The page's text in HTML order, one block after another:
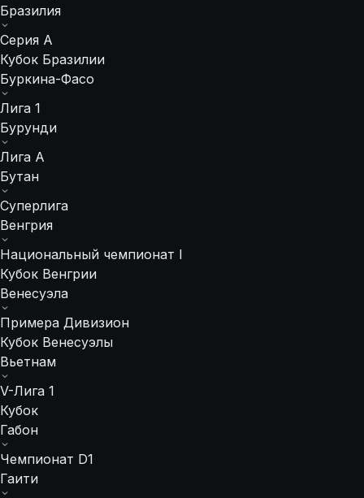
Бразилия
Серия А
Кубок Бразилии
Буркина-Фасо
Лига 1
Бурунди
Лига A
Бутан
Суперлига
Венгрия
Национальный чемпионат I
Кубок Венгрии
Венесуэла
Примера Дивизион
Кубок Венесуэлы
Вьетнам
V-Лига 1
Кубок
Габон
Чемпионат D1
Гаити